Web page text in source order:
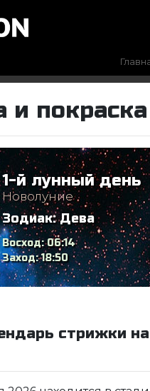
и
1-й лунный день
Новолуние
Зодиак:Дева
Восход:06:14
Заход:18:50
стрижки на